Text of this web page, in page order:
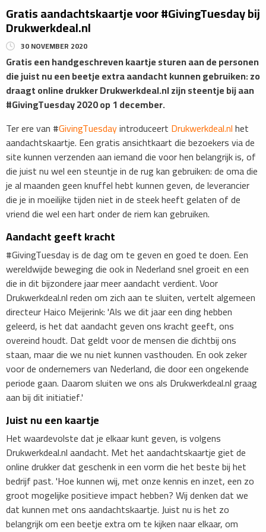
Gratis aandachtskaartje voor #GivingTuesday bij
Drukwerkdeal.nl
30 NOVEMBER 2020
Gratis een handgeschreven kaartje sturen aan de personen
die juist nu een beetje extra aandacht kunnen gebruiken: zo
draagt online drukker Drukwerkdeal.nl zijn steentje bij aan
#GivingTuesday 2020 op 1 december.
Ter ere van #GivingTuesdayintroduceert Drukwerkdeal.nlhet
aandachtskaartje. Een gratis ansichtkaart die bezoekers via de
site kunnen verzenden aan iemand die voor hen belangrijk is, of
die juist nu wel een steuntje in de rug kan gebruiken: de oma die
je al maanden geen knuffel hebt kunnen geven, de leverancier
die je in moeilijke tijden niet in de steek heeft gelaten of de
vriend die wel een hart onder de riem kan gebruiken.
Aandacht geeft kracht
#GivingTuesday is de dag om te geven en goed te doen. Een
wereldwijde beweging die ook in Nederland snel groeit en een
die in dit bijzondere jaar meer aandacht verdient. Voor
Drukwerkdeal.nl reden om zich aan te sluiten, vertelt algemeen
directeur Haico Meijerink: 'Als we dit jaar een ding hebben
geleerd, is het dat aandacht geven ons kracht geeft, ons
overeind houdt. Dat geldt voor de mensen die dichtbij ons
staan, maar die we nu niet kunnen vasthouden. En ook zeker
voor de ondernemers van Nederland, die door een ongekende
periode gaan. Daarom sluiten we ons als Drukwerkdeal.nl graag
aan bij dit initiatief.'
Juist nu een kaartje
Het waardevolste dat je elkaar kunt geven, is volgens
Drukwerkdeal.nl aandacht. Met het aandachtskaartje giet de
online drukker dat geschenk in een vorm die het beste bij het
bedrijf past. 'Hoe kunnen wij, met onze kennis en inzet, een zo
groot mogelijke positieve impact hebben? Wij denken dat we
dat kunnen met ons aandachtskaartje. Juist nu is het zo
belangrijk om een beetje extra om te kijken naar elkaar, om